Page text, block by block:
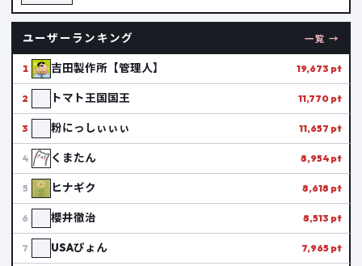
ユーザーランキング 一覧 →
1 吉田製作所【管理人】 19,673 pt
2 トマト王国国王 11,770 pt
3 粉にっしぃぃぃ 11,657 pt
4 くまたん 8,954 pt
5 ヒナギク 8,618 pt
6 櫻井徹治 8,513 pt
7 USAぴょん 7,965 pt